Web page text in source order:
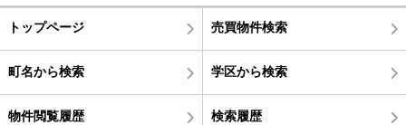
トップページ 売買物件検索
町名から検索 学区から検索
物件閲覧履歴 検索履歴